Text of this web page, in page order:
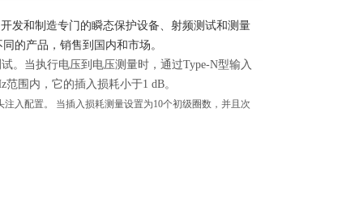
发和制造专门的瞬态保护设备、射频测试和测量
的产品，销售到国内和市场。
。当执行电压到电压测量时，通过Type-N型输入
围内，它的插入损耗小于1 dB。
入配置。 当插入损耗测量设置为10个初级圈数，并且次